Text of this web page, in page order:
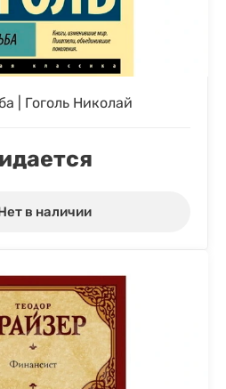
| Гоголь Николай
в наличии